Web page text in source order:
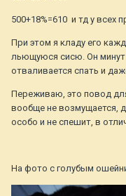
500+18%=610 и тд у всех
При этом я кладу его
льющуюся сисю. Он минут
отваливается спать и
Переживаю, это повод
вообще не возмущается,
особо и не спешит, в
На фото с голубым